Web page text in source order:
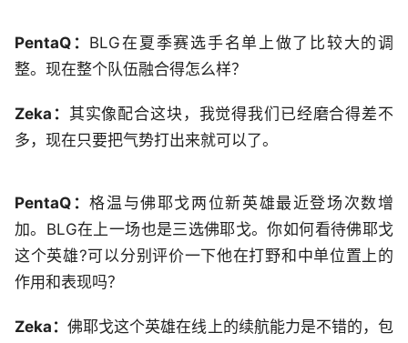
PentaQ： BLG在夏季赛选手名单上做了比较大的调
整。现在整个队伍融合得怎么样？
Zeka： 其实像配合这块，我觉得我们已经磨合得差不
多，现在只要把气势打出来就可以了。
PentaQ：格温与佛耶戈两位新英雄最近登场次数增
加。BLG在上一场也是三选佛耶戈。你如何看待佛耶戈
这个英雄?可以分别评价一下他在打野和中单位置上的
作用和表现吗？
Zeka：佛耶戈这个英雄在线上的续航能力是不错的，包